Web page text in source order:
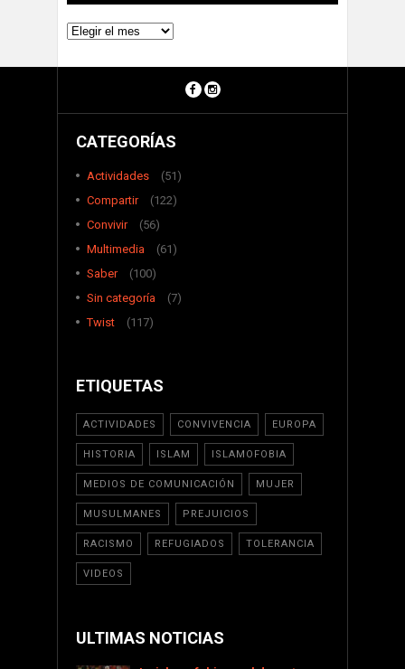
Archivos
CATEGORÍAS
Actividades
(51)
Compartir
(122)
Convivir
(56)
Multimedia
(61)
Saber
(100)
Sin categoría
(7)
Twist
(117)
ETIQUETAS
ACTIVIDADES CONVIVENCIA EUROPA
HISTORIA ISLAM ISLAMOFOBIA
MEDIOS DE COMUNICACIÓN MUJER
MUSULMANES PREJUICIOS
RACISMO REFUGIADOS TOLERANCIA
VIDEOS
ULTIMAS NOTICIAS